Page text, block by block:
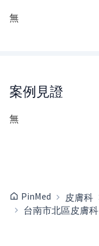
無
案例見證
無
PinMed 皮膚科
台南市北區皮膚科